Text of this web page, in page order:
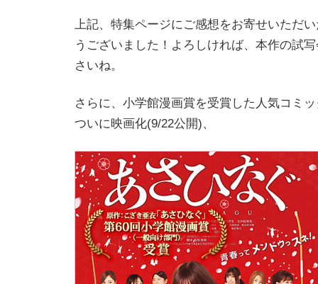
上記、特集ページにご感想をお寄せいただ
うございました！よろしければ、本作の試
さいね。
さらに、小学館漫画賞を受賞した人気コミ
ついに映画化(9/22公開)、